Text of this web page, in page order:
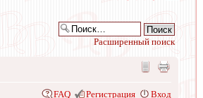
Расширенный поиск
FAQ Регистрация Вход